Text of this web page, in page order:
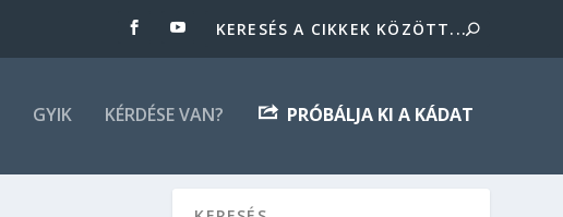
GYIK KÉRDÉSE VAN? PRÓBÁLJA KI A KÁDAT